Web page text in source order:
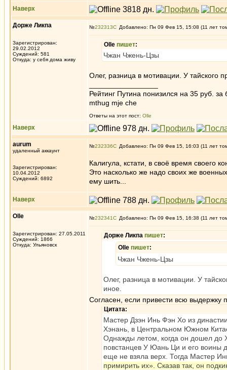
Наверх
Дорже Ликпа
Зарегистрирован:
29.02.2012
Суждений: 581
Откуда: у себя дома живу
№232313 Добавлено: Пн 09 Фев 15, 15:08 (11 лет
Olle пишет:
Чжан Чжень-Цзы
Олег, разница в мотивации. У тайского
Рейтинг Путина понизился на 35 руб. за
mthug mje che
Ответы на этот пост: Olle
Наверх
aurum
удаленный аккаунт
Зарегистрирован:
10.04.2012
Суждений: 6892
№232336 Добавлено: Пн 09 Фев 15, 16:03 (11 лет
Калигула, кстати, в своё время своего
Это насколько же надо своих же
ему шить...
Наверх
Olle
Зарегистрирован: 27.05.2011
Суждений: 1866
Откуда: Ульяновск
№232341 Добавлено: Пн 09 Фев 15, 16:38 (11 лет
Дорже Ликпа пишет:
Olle пишет:
Чжан Чжень-Цзы
Олег, разница в мотивации. У
иное.
Согласен, если привести всю выдержку
Цитата:
Мастер Дзэн Инь Фэн Хо из
Хэнань, в Центральном Южном
Однажды летом, когда он дошел до
повстанцев У Юань Ци и его воины
еще не взяла верх. Тогда Мастер
примирить их». Сказав так, он